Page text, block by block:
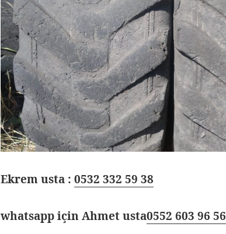
Ekrem usta :0532 332 59 38
whatsapp için Ahmet usta0552 603 96 56